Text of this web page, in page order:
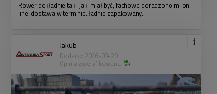
Rower dokładnie taki, jaki miał być, fachowo doradzono mi on
line, dostawa w terminie, ładnie zapakowany.
Jakub
Dodano: 2026-03-20
Opinia zweryfikowana